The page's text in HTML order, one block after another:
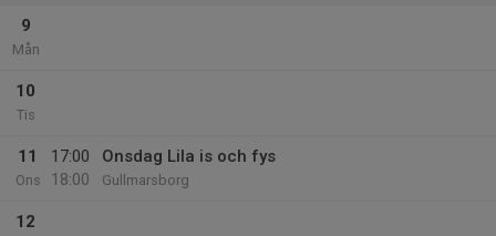
9
Mån
10
Tis
11
Ons
17:00
18:00
Onsdag Lila is och fys
Gullmarsborg
12